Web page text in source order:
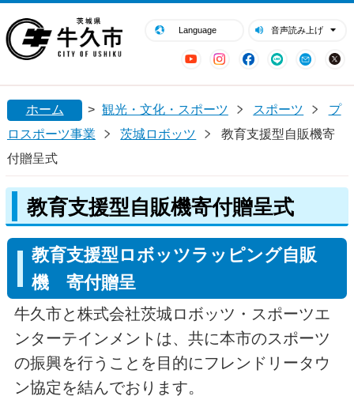
Language 音声読み上げ
YouTubeInstagram
Facebook
LINE Mail
閉じる
ホーム > 観光・文化・スポーツ スポーツ
プ
ロスポーツ事業
茨城ロボッツ
教育支援型自販機寄
付贈呈式
教育支援型自販機寄付贈呈式
教育支援型ロボッツラッピング自販
機 寄付贈呈
牛久市と株式会社茨城ロボッツ・スポーツエ
ンターテインメントは、共に本市のスポーツ
の振興を行うことを目的にフレンドリータウ
ン協定を結んでおります。